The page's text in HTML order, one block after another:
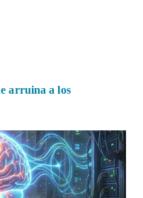
arruina a los